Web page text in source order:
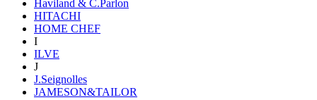
Haviland & C.Parlon
HITACHI
HOME CHEF
I
ILVE
J
J.Seignolles
JAMESON&TAILOR